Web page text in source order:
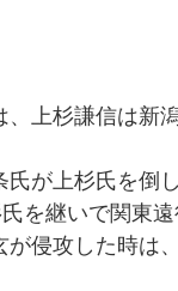
、上杉謙信は新
が上杉氏を倒
を継いで関東
侵攻した時は